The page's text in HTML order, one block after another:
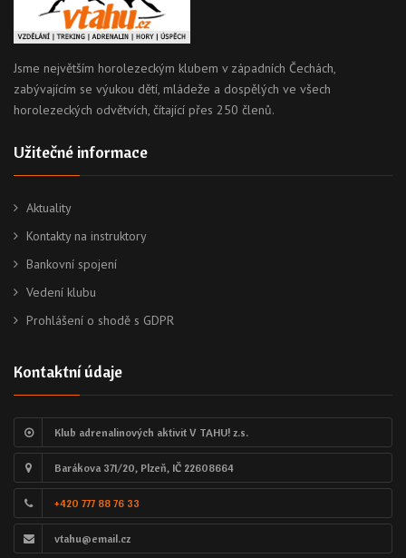
Jsme největším horolezeckým klubem v západních Čechách,
zabývajícím se výukou dětí, mládeže a dospělých ve všech
horolezeckých odvětvích, čítající přes 250 členů.
Užitečné informace
Aktuality
Kontakty na instruktory
Bankovní spojení
Vedení klubu
Prohlášení o shodě s GDPR
Kontaktní údaje
Klub adrenalinových aktivit V TAHU! z.s.
Barákova 371/20, Plzeň, IČ 22608664
+420 777 88 76 33
vtahu@email.cz